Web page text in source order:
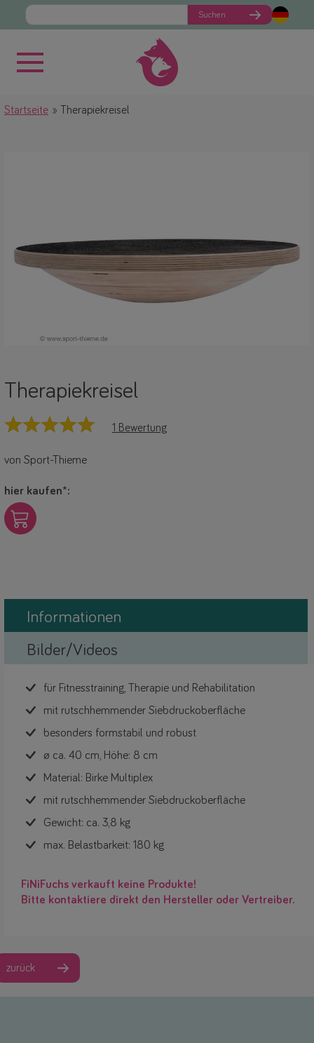
Suchen
Startseite Therapiekreisel
Therapiekreisel
1 Bewertung
von Sport-Thieme
hier kaufen*:
Informationen
Bilder/Videos
für Fitnesstraining, Therapie und Rehabilitation
mit rutschhemmender Siebdruckoberfläche
besonders formstabil und robust
ø ca. 40 cm, Höhe: 8 cm
Material: Birke Multiplex
mit rutschhemmender Siebdruckoberfläche
Gewicht: ca. 3,8 kg
max. Belastbarkeit: 180 kg
FiNiFuchs verkauft keine Produkte!
Bitte kontaktiere direkt den Hersteller oder Vertreiber.
zurück